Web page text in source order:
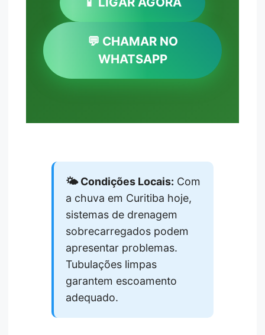
💬 CHAMAR NO
WHATSAPP
🌤️ Condições Locais: Com
a chuva em Curitiba hoje,
sistemas de drenagem
sobrecarregados podem
apresentar problemas.
Tubulações limpas
garantem escoamento
adequado.